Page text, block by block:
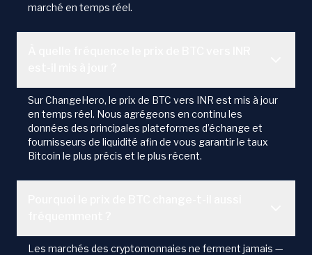
marché en temps réel.
Sur ChangeHero, le prix de BTC vers INR est mis à jour
en temps réel. Nous agrégeons en continu les
données des principales plateformes d’échange et
fournisseurs de liquidité afin de vous garantir le taux
Bitcoin le plus précis et le plus récent.
Les marchés des cryptomonnaies ne ferment jamais —